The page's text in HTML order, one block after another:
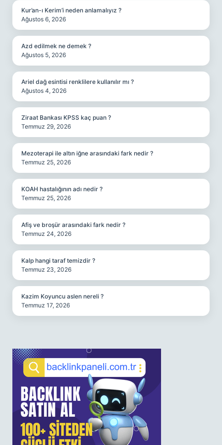
Kur’an-ı Kerim’i neden anlamalıyız ?
Ağustos 6, 2026
Azd edilmek ne demek ?
Ağustos 5, 2026
Ariel dağ esintisi renklilere kullanılır mı ?
Ağustos 4, 2026
Ziraat Bankası KPSS kaç puan ?
Temmuz 29, 2026
Mezoterapi ile altın iğne arasındaki fark nedir ?
Temmuz 25, 2026
KOAH hastalığının adı nedir ?
Temmuz 25, 2026
Afiş ve broşür arasındaki fark nedir ?
Temmuz 24, 2026
Kalp hangi taraf temizdir ?
Temmuz 23, 2026
Kazim Koyuncu aslen nereli ?
Temmuz 17, 2026